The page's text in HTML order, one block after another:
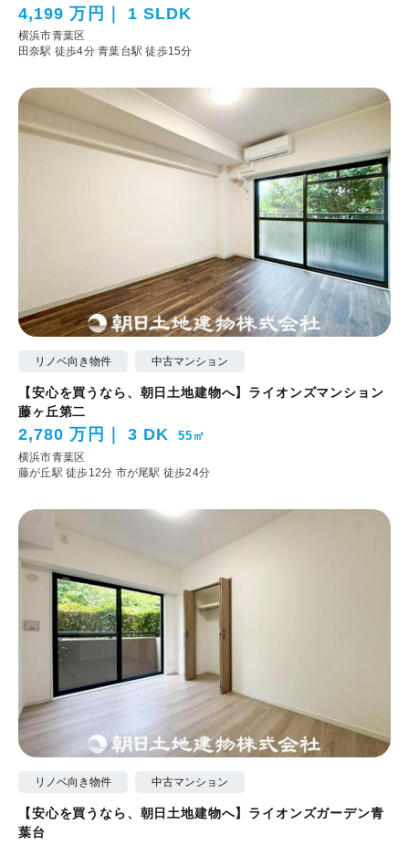
4,199 万円 1 SLDK
横浜市青葉区
田奈駅 徒歩4分青葉台駅 徒歩15分
リノベ向き物件 中古マンション
【安心を買うなら、朝日土地建物へ】ライオンズマンション
藤ヶ丘第二
2,780 万円 3 DK 55㎡
横浜市青葉区
藤が丘駅 徒歩12分 市が尾駅 徒歩24分
リノベ向き物件 中古マンション
【安心を買うなら、朝日土地建物へ】ライオンズガーデン青
葉台